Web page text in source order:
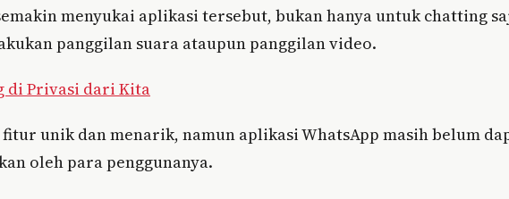
menyukai aplikasi tersebut, bukan hanya untuk chatting
panggilan suara ataupun panggilan video.
di Privasi dari Kita
unik dan menarik, namun aplikasi WhatsApp masih belum
oleh para penggunanya.